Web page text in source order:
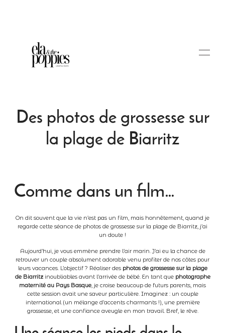
Contact
Clients
Des photos de grossesse sur
la plage de Biarritz
Comme dans un film…
On dit souvent que la vie n’est pas un film, mais honnêtement, quand je
regarde cette séance de photos de grossesse sur la plage de Biarritz, j’ai
un doute !
Aujourd’hui, je vous emmène prendre l’air marin. J’ai eu la chance de
retrouver un couple absolument adorable venu profiter de nos côtes pour
leurs vacances. L’objectif ? Réaliser des photos de grossesse sur la plage
de Biarritzinoubliables avant l’arrivée de bébé. En tant que photographe
maternité au Pays Basque, je croise beaucoup de futurs parents, mais
cette session avait une saveur particulière. Imaginez : un couple
international (un mélange d’accents charmants !), une première
grossesse, et une confiance aveugle en mon travail. Bref, le rêve.